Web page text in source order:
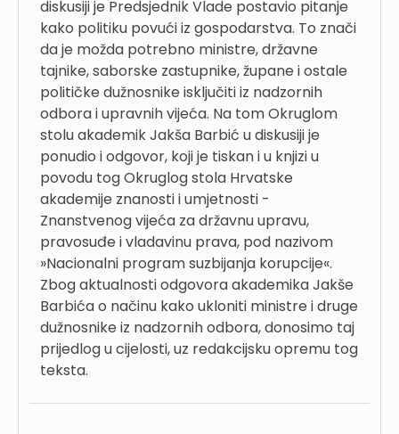
diskusiji je Predsjednik Vlade postavio pitanje
kako politiku povući iz gospodarstva. To znači
da je možda potrebno ministre, državne
tajnike, saborske zastupnike, župane i ostale
političke dužnosnike isključiti iz nadzornih
odbora i upravnih vijeća. Na tom Okruglom
stolu akademik Jakša Barbić u diskusiji je
ponudio i odgovor, koji je tiskan i u knjizi u
povodu tog Okruglog stola Hrvatske
akademije znanosti i umjetnosti -
Znanstvenog vijeća za državnu upravu,
pravosuđe i vladavinu prava, pod nazivom
»Nacionalni program suzbijanja korupcije«.
Zbog aktualnosti odgovora akademika Jakše
Barbića o načinu kako ukloniti ministre i druge
dužnosnike iz nadzornih odbora, donosimo taj
prijedlog u cijelosti, uz redakcijsku opremu tog
teksta.